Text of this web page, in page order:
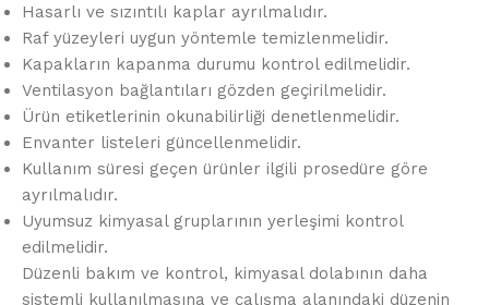
Hasarlı ve sızıntılı kaplar ayrılmalıdır.
Raf yüzeyleri uygun yöntemle temizlenmelidir.
Kapakların kapanma durumu kontrol edilmelidir.
Ventilasyon bağlantıları gözden geçirilmelidir.
Ürün etiketlerinin okunabilirliği denetlenmelidir.
Envanter listeleri güncellenmelidir.
Kullanım süresi geçen ürünler ilgili prosedüre göre
ayrılmalıdır.
Uyumsuz kimyasal gruplarının yerleşimi kontrol
edilmelidir.
Düzenli bakım ve kontrol, kimyasal dolabının daha
sistemli kullanılmasına ve çalışma alanındaki düzenin